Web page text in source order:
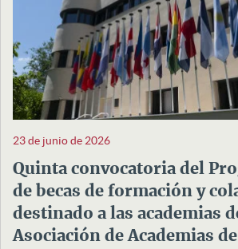
23 de junio de 2026
Quinta convocatoria del
de becas de formación y
destinado a las academias
Asociación de Academias